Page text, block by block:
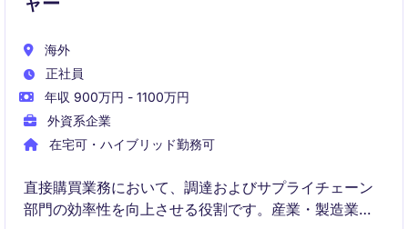
海外
正社員
年収 900万円 - 1100万円
外資系企業
在宅可・ハイブリッド勤務可
直接購買業務において、調達およびサプライチェーン
部門の効率性を向上させる役割です。産業・製造業界